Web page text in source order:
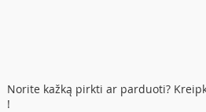
Norite kažką pirkti ar parduoti?
!